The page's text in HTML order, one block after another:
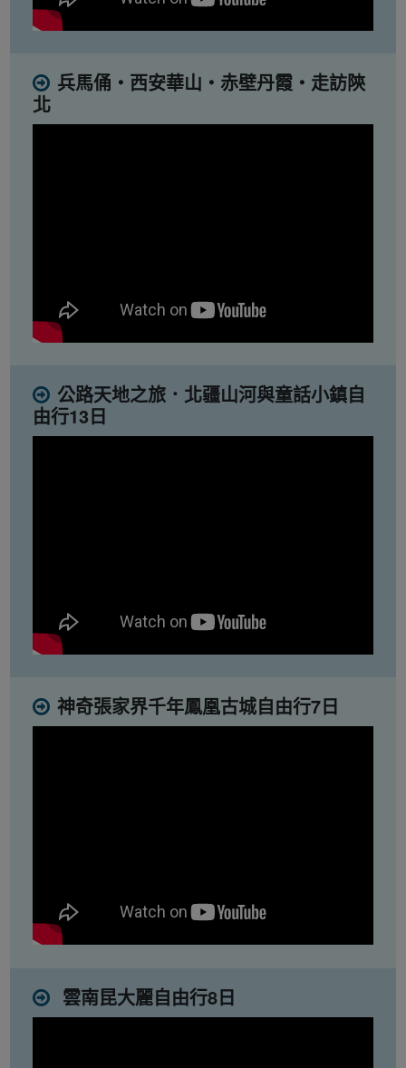
兵馬俑・西安華山・赤壁丹霞・走訪陝
北
公路天地之旅．北疆山河與童話小鎮自
由行13日
神奇張家界千年鳳凰古城自由行7日
雲南昆大麗自由行8日